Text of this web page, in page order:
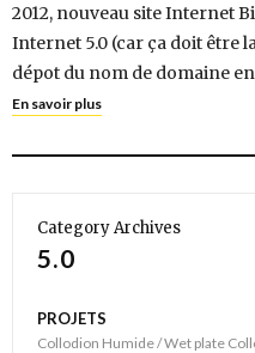
2012, nouveau site Internet
Internet 5.0 (car ça doit être
dépot du nom de domaine
En savoir plus
Category Archives
5.0
PROJETS
Collodion Humide / Wet plate